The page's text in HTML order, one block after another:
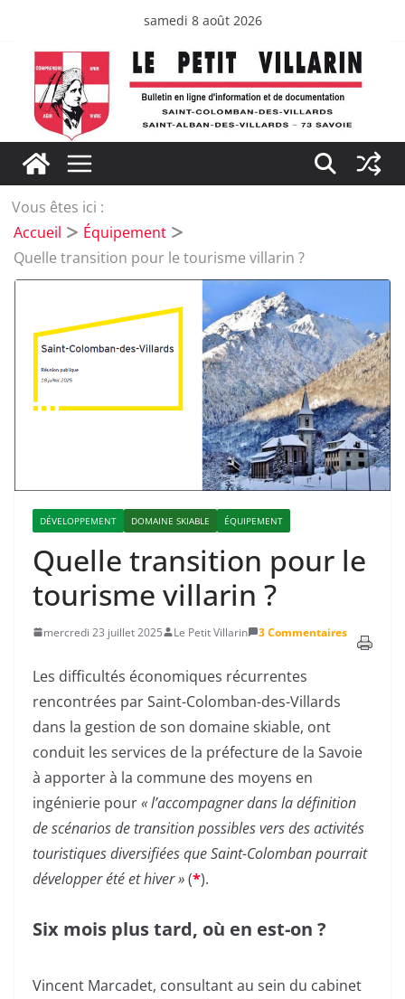
contenu
samedi 8 août 2026
Vous êtes ici :
Accueil
Équipement
Quelle transition pour le tourisme villarin ?
DÉVELOPPEMENT DOMAINE SKIABLE ÉQUIPEMENT
Quelle transition pour le
tourisme villarin ?
mercredi 23 juillet 2025 Le Petit Villarin 3 Commentaires
Les difficultés économiques récurrentes
rencontrées par Saint-Colomban-des-Villards
dans la gestion de son domaine skiable, ont
conduit les services de la préfecture de la Savoie
à apporter à la commune des moyens en
ingénierie pour« l’accompagner dans la définition
de scénarios de transition possibles vers des activités
touristiques diversifiées que Saint-Colomban pourrait
développer été et hiver »(*).
Six mois plus tard, où en est-on ?
Vincent Marcadet, consultant au sein du cabinet